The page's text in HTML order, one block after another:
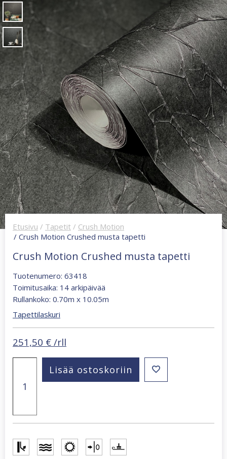
Etusivu / Tapetit / Crush Motion
/ Crush Motion Crushed musta tapetti
Crush Motion Crushed musta tapetti
Tuotenumero: 63418
Toimitusaika: 14 arkipäivää
Rullankoko: 0.70m x 10.05m
Tapettilaskuri
251,50 € /rll
Crushed
musta
määrä
Lisää ostoskoriin